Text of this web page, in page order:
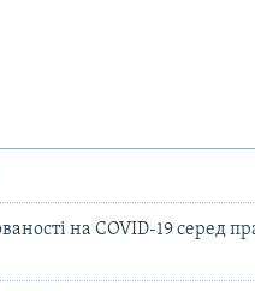
на COVID-19 серед